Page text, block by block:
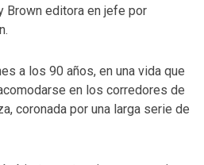
Brown editora en jefe por
a los 90 años, en una vida que
en los corredores de
coronada por una larga serie de